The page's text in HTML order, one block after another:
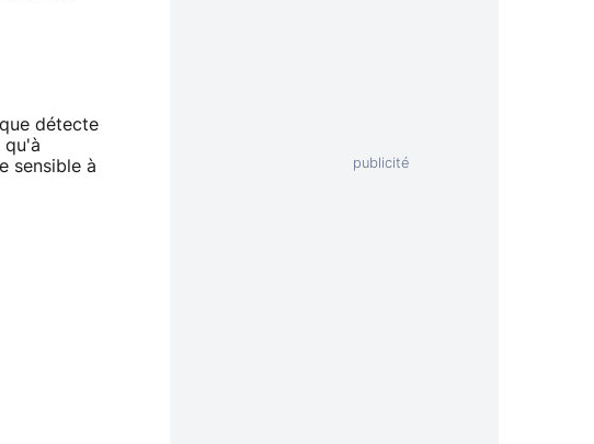
détecte
qu'à
sensible à